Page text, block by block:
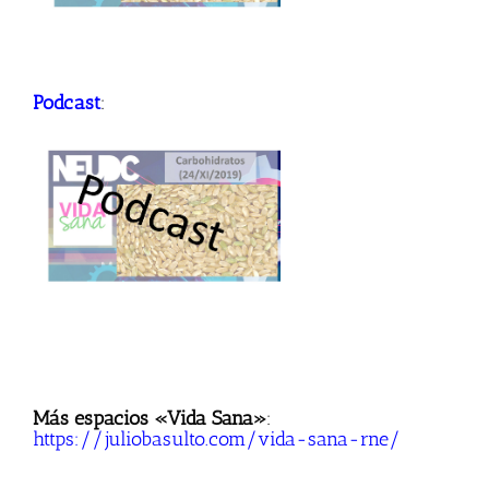
Podcast:
Más espacios «Vida Sana»:
https://juliobasulto.com/vida-sana-rne/